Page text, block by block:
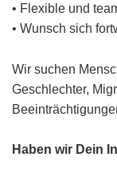
• Flexible und
• Wunsch sich
Wir suchen
Geschlechter,
Haben wir Dein